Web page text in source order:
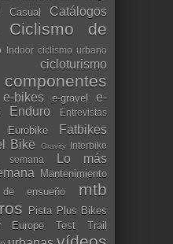
Casual Catálogos
Ciclismo de
Indoor ciclismo urbano
cicloturismo
componentes
e-bikes e-gravel
e-
Enduro Entrevistas
Eurobike Fatbikes
Bike Gravity Interbike
Lo más
Mantenimiento
ensueño mtb
Pista Plus Bikes
Europe Test Trail